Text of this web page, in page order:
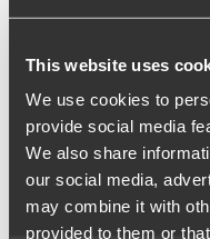
This website uses
We use cookies to
provide social media
We also share
our social media,
may combine it with
provided to them or
SABER MÁS